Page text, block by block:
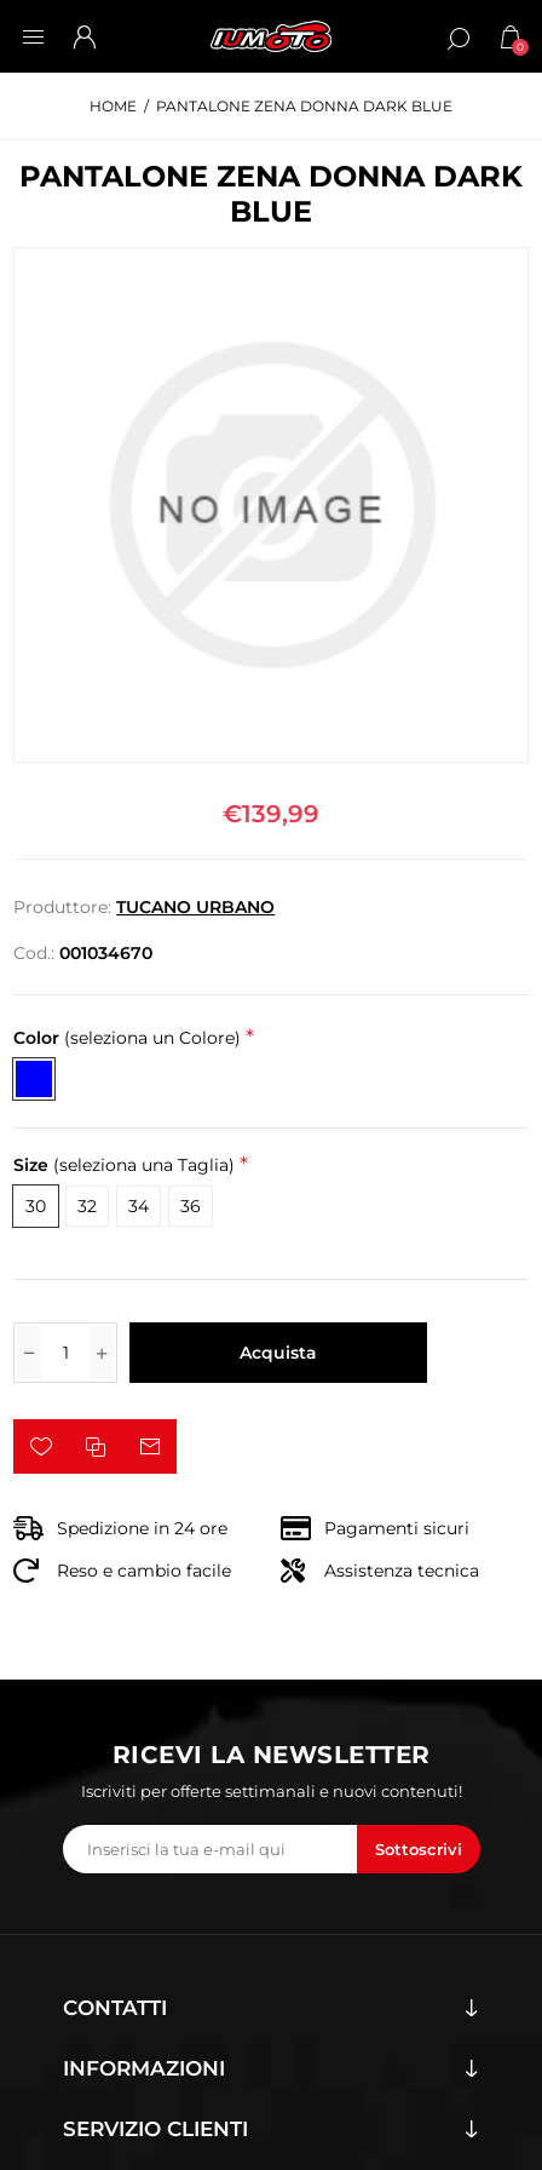
0
HOME / PANTALONE ZENA DONNA DARK BLUE
PANTALONE ZENA DONNA DARK
BLUE
€139,99
Produttore: TUCANO URBANO
Cod.: 001034670
Color (seleziona un Colore) *
Size (seleziona una Taglia) *
30 32 34 36
Acquista
Spedizione in 24 ore
Pagamenti sicuri
Reso e cambio facile
Assistenza tecnica
RICEVI LA NEWSLETTER
Iscriviti per offerte settimanali e nuovi contenuti!
Sottoscrivi
CONTATTI
INFORMAZIONI
SERVIZIO CLIENTI